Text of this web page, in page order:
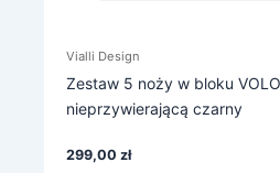
Vialli Design
Zestaw 5 noży w bloku
nieprzywierającą czarny
299,00 zł